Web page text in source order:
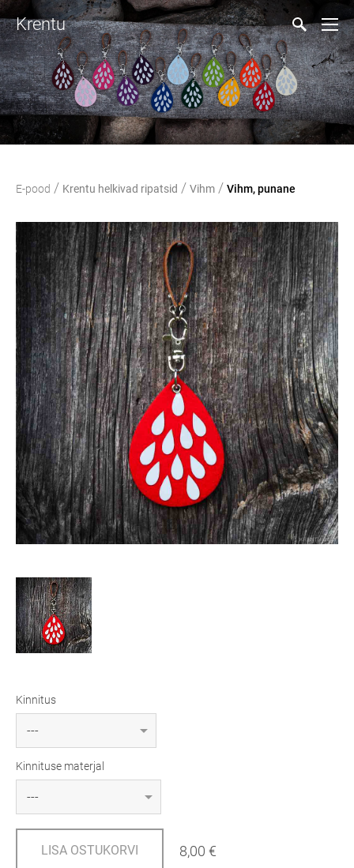
Krentu
E-pood / Krentu helkivad ripatsid / Vihm / Vihm, punane
Kinnitus
Kinnituse materjal
LISA OSTUKORVI 8,00 €